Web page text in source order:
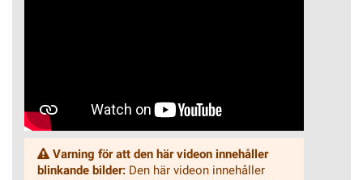
Varning för att den här videon innehåller
blinkande bilder: Den här videon innehåller